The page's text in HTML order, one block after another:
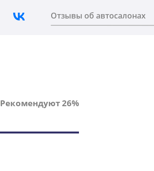
Отзывы об автосалонах
Рекомендуют 26%